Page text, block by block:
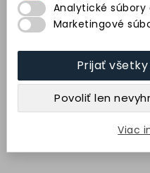
Kotúč plochý
(99BA46K9V40)
13,05 € bez DPH
Analytické súbory
Marketingové
Prijať
Povoliť len
Viac